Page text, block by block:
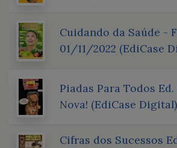
Cuidando da Saúde -
01/11/2022 (EdiCase
Piadas Para Todos
Nova! (EdiCase Digital)
Cifras dos Sucessos